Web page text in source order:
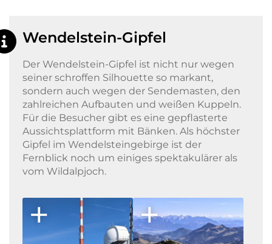
Wendelstein-Gipfel
Der Wendelstein-Gipfel ist nicht nur wegen
seiner schroffen Silhouette so markant,
sondern auch wegen der Sendemasten, den
zahlreichen Aufbauten und weißen Kuppeln.
Für die Besucher gibt es eine gepflasterte
Aussichtsplattform mit Bänken. Als höchster
Gipfel im Wendelsteingebirge ist der
Fernblick noch um einiges spektakulärer als
vom Wildalpjoch.